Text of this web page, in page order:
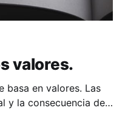
valores.
basa en valores. Las
y la consecuencia de